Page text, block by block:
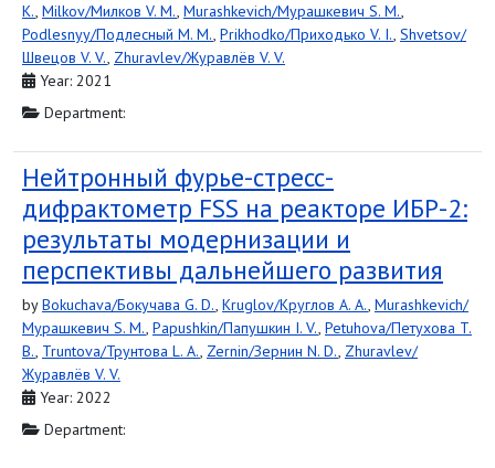
K., Milkov/Милков V. M., Murashkevich/Мурашкевич S. M.,
Podlesnyy/Подлесный M. M., Prikhodko/Приходько V. I., Shvetsov/
Швецов V. V., Zhuravlev/Журавлёв V. V.
Year: 2021
Department:
Нейтронный фурье-стресс-
дифрактометр FSS на реакторе ИБР-2:
результаты модернизации и
перспективы дальнейшего развития
byBokuchava/Бокучава G. D., Kruglov/Круглов A. A., Murashkevich/
Мурашкевич S. M., Papushkin/Папушкин I. V., Petuhova/Петуховa T.
B., Truntova/Трунтова L. A., Zernin/Зернин N. D., Zhuravlev/
Журавлёв V. V.
Year: 2022
Department: